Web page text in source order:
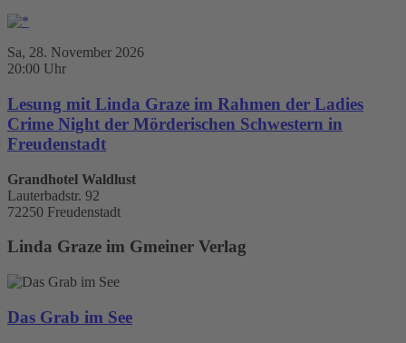
Sa, 28. November 2026
20:00 Uhr
Lesung mit Linda Graze im Rahmen der Ladies
Crime Night der Mörderischen Schwestern in
Freudenstadt
Grandhotel Waldlust
Lauterbadstr. 92
72250 Freudenstadt
Linda Graze im Gmeiner Verlag
Das Grab im See